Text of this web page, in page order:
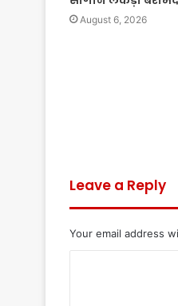
August 6, 2026
Leave a Reply
Your email address